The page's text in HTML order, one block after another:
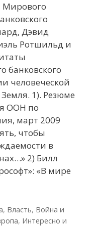
Мирового
Дэвид
Ротшильд и
банковского
человеческой
1). Резюме
ООН по
март 2009
чтобы
в
2) Билл
«В мире
, Власть, Война и
, Интересно и